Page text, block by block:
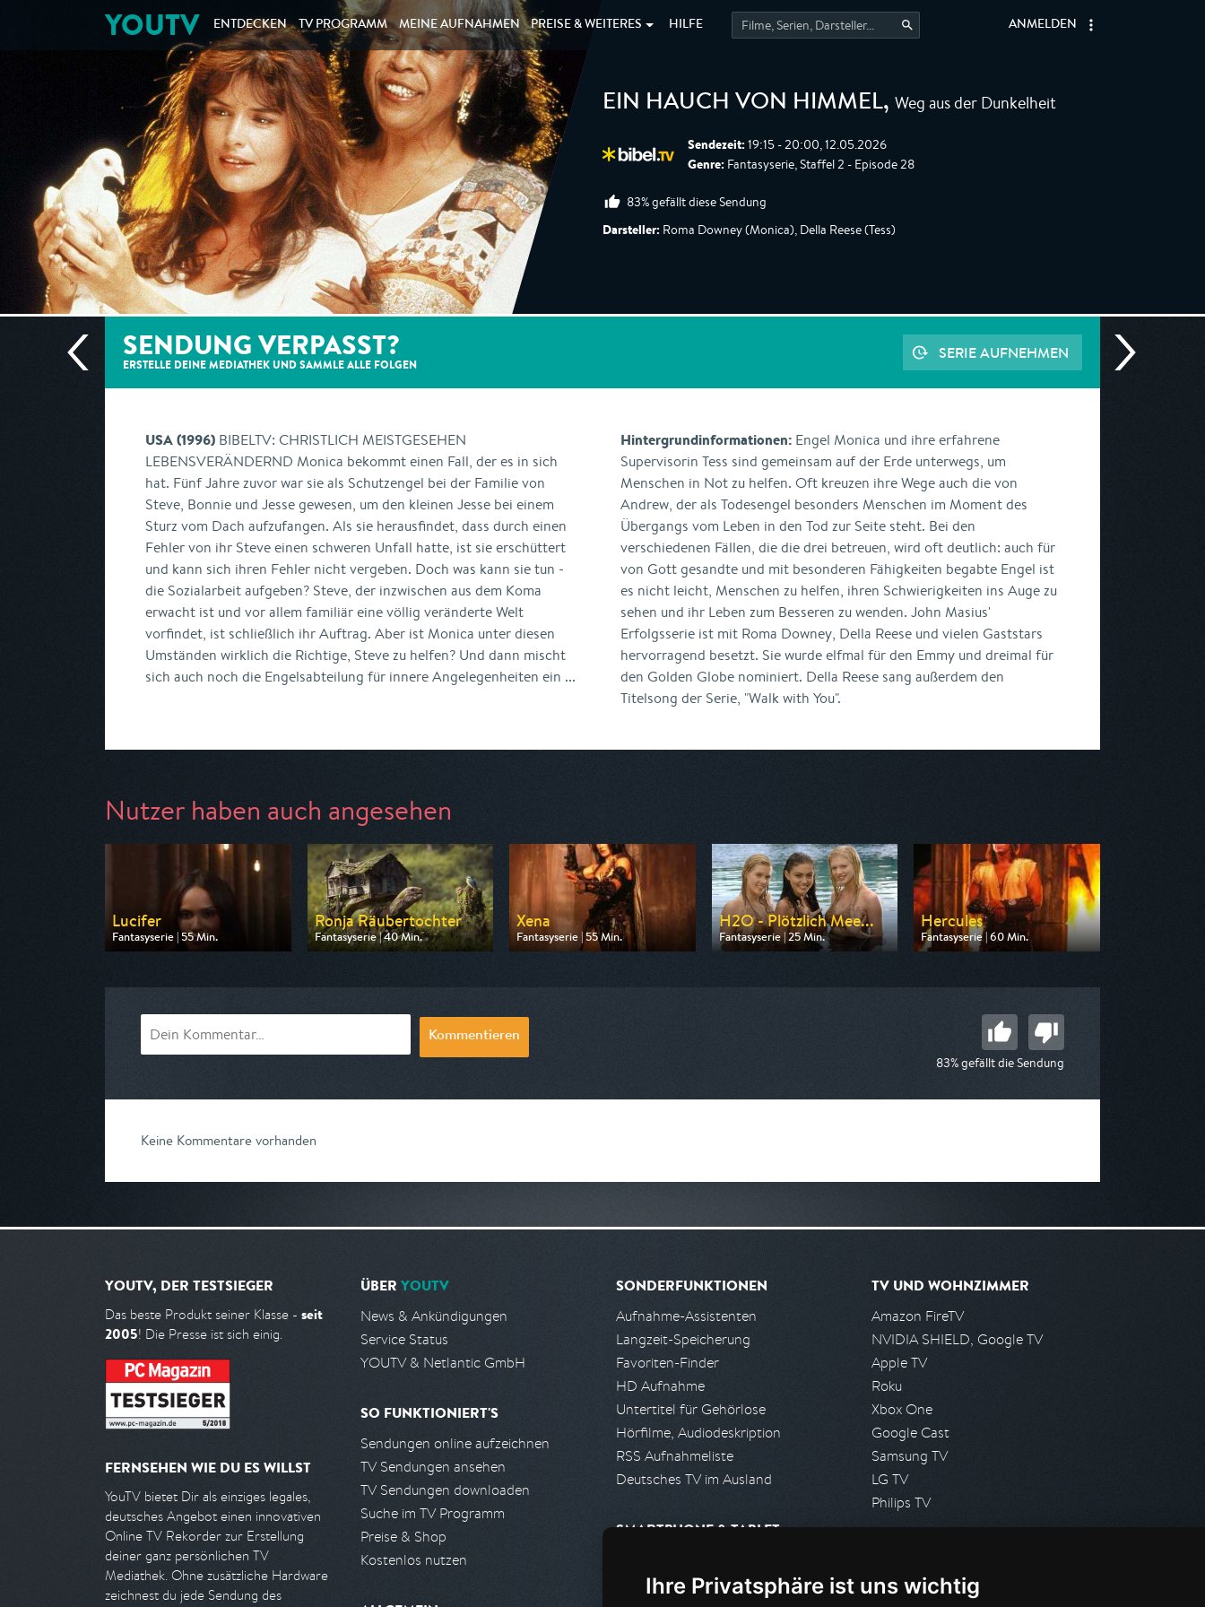
Ihre Privatsphäre ist uns wichtig
YOUTV ENTDECKEN TV PROGRAMM MEINE AUFNAHMEN PREISE & WEITERES HILFE ANMELDEN
EIN HAUCH VON HIMMEL, Weg aus der Dunkelheit
Sendezeit: 19:15 - 20:00, 12.05.2026
Genre: Fantasyserie, Staffel 2 - Episode 28
83% gefällt diese Sendung
Darsteller: Roma Downey (Monica), Della Reese (Tess)
SENDUNG VERPASST?
ERSTELLE DEINE MEDIATHEK UND SAMMLE ALLE FOLGEN
SERIE AUFNEHMEN
USA (1996) BIBELTV: CHRISTLICH MEISTGESEHEN
LEBENSVERÄNDERND Monica bekommt einen Fall, der es in sich
hat. Fünf Jahre zuvor war sie als Schutzengel bei der Familie von
Steve, Bonnie und Jesse gewesen, um den kleinen Jesse bei einem
Sturz vom Dach aufzufangen. Als sie herausfindet, dass durch einen
Fehler von ihr Steve einen schweren Unfall hatte, ist sie erschüttert
und kann sich ihren Fehler nicht vergeben. Doch was kann sie tun -
die Sozialarbeit aufgeben? Steve, der inzwischen aus dem Koma
erwacht ist und vor allem familiär eine völlig veränderte Welt
vorfindet, ist schließlich ihr Auftrag. Aber ist Monica unter diesen
Umständen wirklich die Richtige, Steve zu helfen? Und dann mischt
sich auch noch die Engelsabteilung für innere Angelegenheiten ein ...
Hintergrundinformationen: Engel Monica und ihre erfahrene
Supervisorin Tess sind gemeinsam auf der Erde unterwegs, um
Menschen in Not zu helfen. Oft kreuzen ihre Wege auch die von
Andrew, der als Todesengel besonders Menschen im Moment des
Übergangs vom Leben in den Tod zur Seite steht. Bei den
verschiedenen Fällen, die die drei betreuen, wird oft deutlich: auch für
von Gott gesandte und mit besonderen Fähigkeiten begabte Engel ist
es nicht leicht, Menschen zu helfen, ihren Schwierigkeiten ins Auge zu
sehen und ihr Leben zum Besseren zu wenden. John Masius'
Erfolgsserie ist mit Roma Downey, Della Reese und vielen Gaststars
hervorragend besetzt. Sie wurde elfmal für den Emmy und dreimal für
den Golden Globe nominiert. Della Reese sang außerdem den
Titelsong der Serie, "Walk with You".
Nutzer haben auch angesehen
Lucifer
Fantasyserie | 55 Min.
Ausgestrahlt von Super RTL
Ronja Räubertochter
Fantasyserie | 40 Min.
Ausgestrahlt von MDR
Xena
Fantasyserie | 55 Min.
Ausgestrahlt von Tele 5
H2O - Plötzlich Mee...
Fantasyserie | 25 Min.
Ausgestrahlt von KiKA
Hercules
Fantasyserie | 60 Min.
Ausgestrahlt von Tele 5
Kommentieren
83% gefällt die Sendung
Keine Kommentare vorhanden
YOUTV, DER TESTSIEGER
Das beste Produkt seiner Klasse - seit
2005! Die Presse ist sich einig.
FERNSEHEN WIE DU ES WILLST
YouTV bietet Dir als einziges legales,
deutsches Angebot einen innovativen
Online TV Rekorder zur Erstellung
deiner ganz persönlichen TV
Mediathek. Ohne zusätzliche Hardware
zeichnest du jede Sendung des
ÜBER YOUTV
News & Ankündigungen
Service Status
YOUTV & Netlantic GmbH
SO FUNKTIONIERT'S
Sendungen online aufzeichnen
TV Sendungen ansehen
TV Sendungen downloaden
Suche im TV Programm
Preise & Shop
Kostenlos nutzen
SONDERFUNKTIONEN
Aufnahme-Assistenten
Langzeit-Speicherung
Favoriten-Finder
HD Aufnahme
Untertitel für Gehörlose
Hörfilme, Audiodeskription
RSS Aufnahmeliste
Deutsches TV im Ausland
SMARTPHONE & TABLET
Android App
TV UND WOHNZIMMER
Amazon FireTV
NVIDIA SHIELD, Google TV
Apple TV
Roku
Xbox One
Google Cast
Samsung TV
LG TV
Philips TV
Presseanfrage stellen